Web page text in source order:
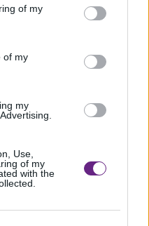
of my
of my
my
Use,
of my
with the